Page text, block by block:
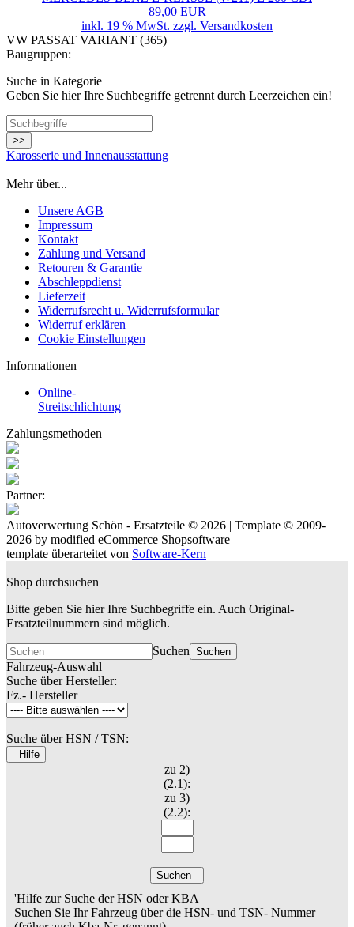
89,00 EUR
inkl. 19 % MwSt. zzgl. Versandkosten
VW PASSAT VARIANT (365)
Baugruppen:
Suche in Kategorie
Geben Sie hier Ihre Suchbegriffe getrennt durch Leerzeichen ein!
>>
Karosserie und Innenausstattung
Mehr über...
Unsere AGB
Impressum
Kontakt
Zahlung und Versand
Retouren & Garantie
Abschleppdienst
Lieferzeit
Widerrufsrecht u. Widerrufsformular
Widerruf erklären
Cookie Einstellungen
Informationen
Online-
Streitschlichtung
Zahlungsmethoden
Partner:
Autoverwertung Schön - Ersatzteile © 2026 | Template © 2009-
2026 by modified eCommerce Shopsoftware
template überarteitet von Software-Kern
Shop durchsuchen
Bitte geben Sie hier Ihre Suchbegriffe ein. Auch Original-
Ersatzteilnummern sind möglich.
Suchen Suchen
Fahrzeug-Auswahl
Suche über Hersteller:
Fz.- Hersteller
Suche über HSN / TSN:
Hilfe
zu 2)
(2.1):
zu 3)
(2.2):
Suchen
'Hilfe zur Suche der HSN oder KBA
Suchen Sie Ihr Fahrzeug über die HSN- und TSN- Nummer